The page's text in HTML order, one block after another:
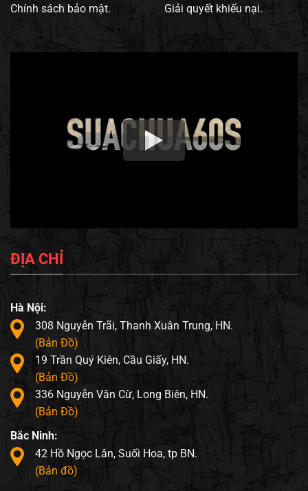
Chính sách bảo mật. Giải quyết khiếu nại.
ĐỊA CHỈ
Hà Nội:
308 Nguyễn Trãi, Thanh Xuân Trung, HN.
(Bản Đồ)
19 Trần Quý Kiên, Cầu Giấy, HN.
(Bản Đồ)
336 Nguyễn Văn Cừ, Long Biên, HN.
(Bản Đồ)
Bắc Ninh:
42 Hồ Ngọc Lân, Suối Hoa, tp BN.
(Bản đồ)